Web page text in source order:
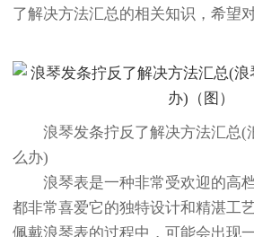
了解决方法汇总的相关知识，希望
浪琴发条拧反了解决方法汇总(
么办)
浪琴表是一种非常受欢迎的高档
都非常喜爱它的独特设计和精湛工
佩戴浪琴表的过程中，可能会出现